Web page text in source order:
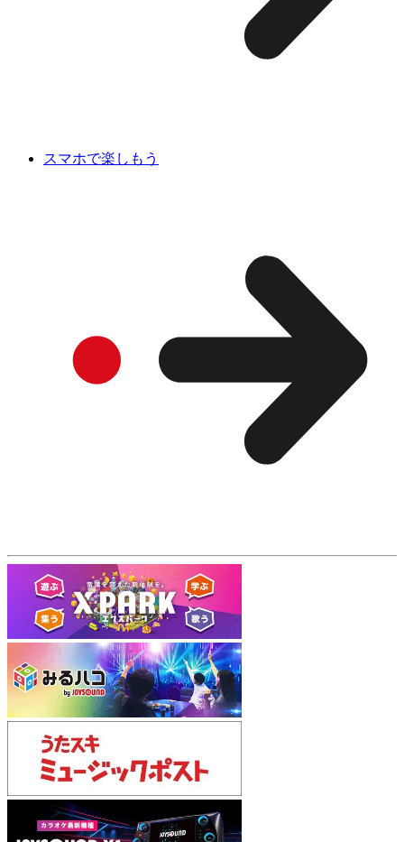
スマホで楽しもう